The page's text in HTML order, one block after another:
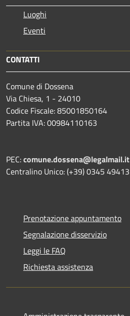
Luoghi
Eventi
CONTATTI
Comune di Dossena
Via Chiesa, 1 - 24010
Codice Fiscale: 85001850164
Partita IVA: 00984110163
PEC:comune.dossena@legalmail.it
Centralino Unico: (+39) 0345 49413
Prenotazione appuntamento
Segnalazione disservizio
Leggi le FAQ
Richiesta assistenza